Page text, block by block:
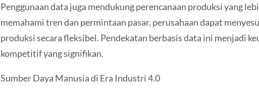
Penggunaan data juga mendukung perencanaan produksi yang
memahami tren dan permintaan pasar, perusahaan dapat
produksi secara fleksibel. Pendekatan berbasis data ini menjadi
kompetitif yang signifikan.
Sumber Daya Manusia di Era Industri 4.0